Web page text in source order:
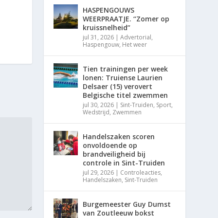
HASPENGOUWS
WEERPRAATJE. “Zomer op
kruissnelheid”
jul 31, 2026 |Advertorial,
Haspengouw, Het weer
Tien trainingen per week
lonen: Truiense Laurien
Delsaer (15) verovert
Belgische titel zwemmen
jul 30, 2026 | Sint-Truiden, Sport,
Wedstrijd, Zwemmen
Handelszaken scoren
onvoldoende op
brandveiligheid bij
controle in Sint-Truiden
jul 29, 2026 | Controleacties,
Handelszaken, Sint-Truiden
Burgemeester Guy Dumst
van Zoutleeuw bokst